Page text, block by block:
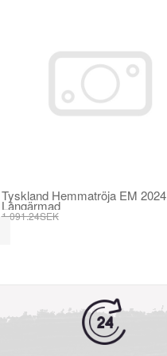
Tyskland Hemmatröja EM 2024
Långärmad
1 091.24SEK